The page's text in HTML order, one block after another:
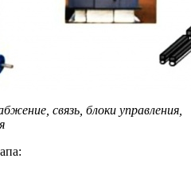
связь, блоки управления,